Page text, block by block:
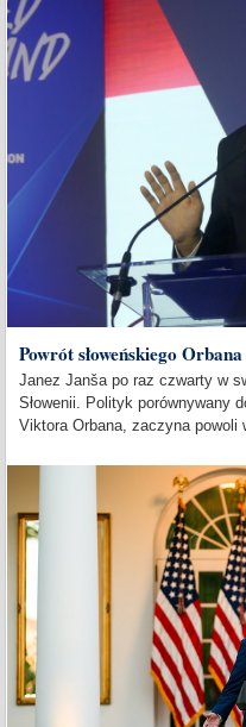
Powrót słoweńskiego Orbana
Janez Janša po raz czwarty w
Słowenii. Polityk porównywany
Viktora Orbana, zaczyna powoli